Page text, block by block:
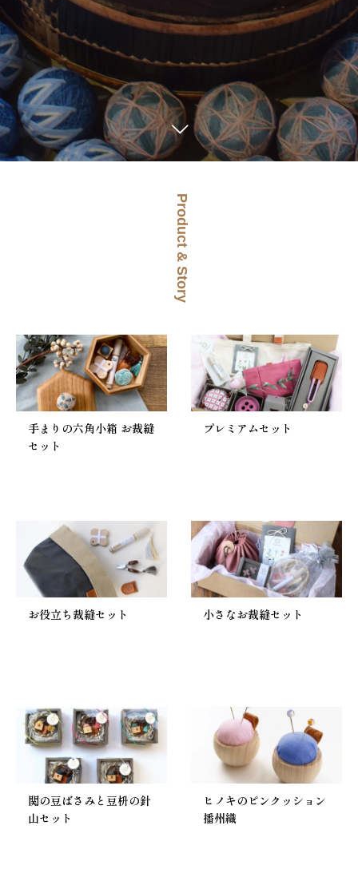
Product & Story
手まりの六角小箱 お裁縫
セット
プレミアムセット
お役立ち裁縫セット 小さなお裁縫セット
関の豆ばさみと豆枡の針
山セット
ヒノキのピンクッション
播州織